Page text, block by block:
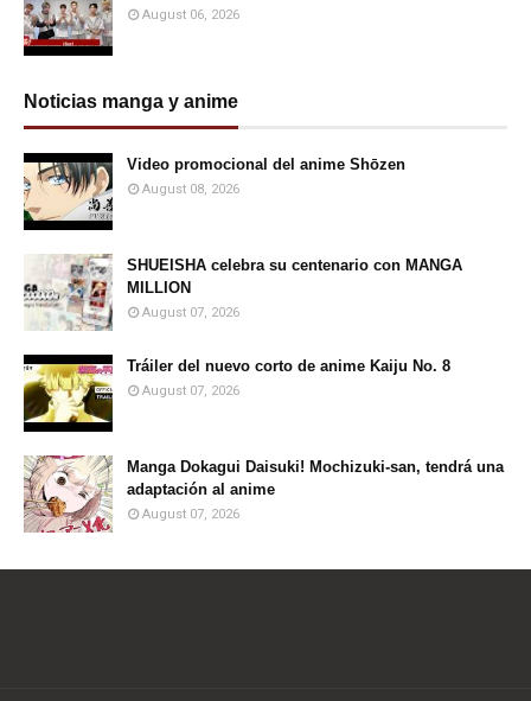
August 06, 2026
Noticias manga y anime
Video promocional del anime Shōzen
August 08, 2026
SHUEISHA celebra su centenario con MANGA
MILLION
August 07, 2026
Tráiler del nuevo corto de anime Kaiju No. 8
August 07, 2026
Manga Dokagui Daisuki! Mochizuki-san, tendrá una
adaptación al anime
August 07, 2026